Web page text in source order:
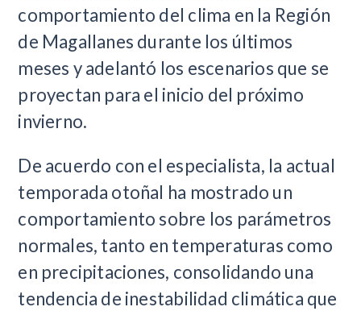
comportamiento del clima en la Región
de Magallanes durante los últimos
meses y adelantó los escenarios que se
proyectan para el inicio del próximo
invierno.
De acuerdo con el especialista, la actual
temporada otoñal ha mostrado un
comportamiento sobre los parámetros
normales, tanto en temperaturas como
en precipitaciones, consolidando una
tendencia de inestabilidad climática que